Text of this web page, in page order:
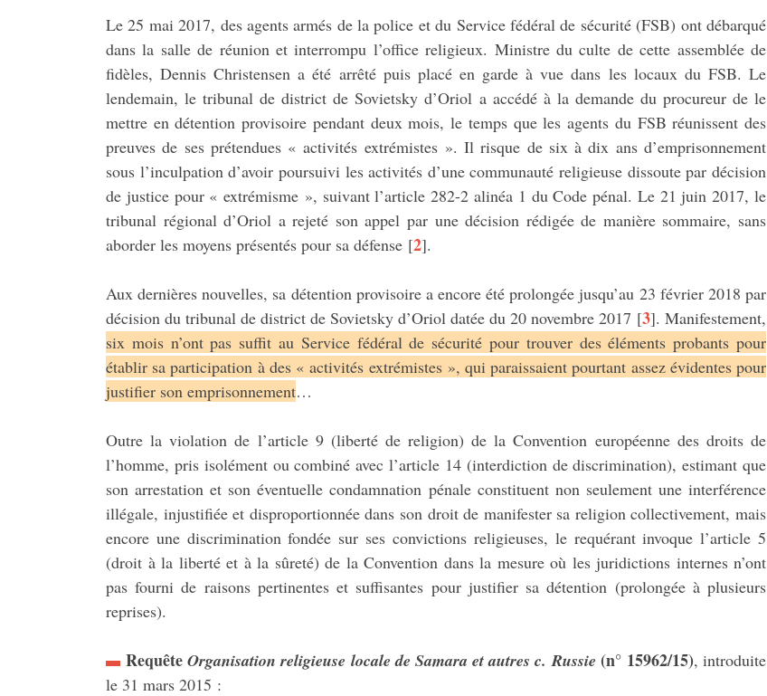
Le 25 mai 2017, des agents armés de la police et du Service fédéral de sécurité (FSB) ont débarqué
dans la salle de réunion et interrompu l’office religieux. Ministre du culte de cette assemblée de
fidèles, Dennis Christensen a été arrêté puis placé en garde à vue dans les locaux du FSB. Le
lendemain, le tribunal de district de Sovietsky d’Oriol a accédé à la demande du procureur de le
mettre en détention provisoire pendant deux mois, le temps que les agents du FSB réunissent des
preuves de ses prétendues « activités extrémistes ». Il risque de six à dix ans d’emprisonnement
sous l’inculpation d’avoir poursuivi les activités d’une communauté religieuse dissoute par décision
de justice pour « extrémisme », suivant l’article 282-2 alinéa 1 du Code pénal. Le 21 juin 2017, le
tribunal régional d’Oriol a rejeté son appel par une décision rédigée de manière sommaire, sans
aborder les moyens présentés pour sa défense [2].
Aux dernières nouvelles, sa détention provisoire a encore été prolongée jusqu’au 23 février 2018 par
décision du tribunal de district de Sovietsky d’Oriol datée du 20 novembre 2017 [3]. Manifestement,
six mois n’ont pas suffit au Service fédéral de sécurité pour trouver des éléments probants pour
établir sa participation à des « activités extrémistes », qui paraissaient pourtant assez évidentes pour
justifier son emprisonnement…
Outre la violation de l’article 9 (liberté de religion) de la Convention européenne des droits de
l’homme, pris isolément ou combiné avec l’article 14 (interdiction de discrimination), estimant que
son arrestation et son éventuelle condamnation pénale constituent non seulement une interférence
illégale, injustifiée et disproportionnée dans son droit de manifester sa religion collectivement, mais
encore une discrimination fondée sur ses convictions religieuses, le requérant invoque l’article 5
(droit à la liberté et à la sûreté) de la Convention dans la mesure où les juridictions internes n’ont
pas fourni de raisons pertinentes et suffisantes pour justifier sa détention (prolongée à plusieurs
reprises).
RequêteOrganisation religieuse locale de Samara et autres c. Russie (n° 15962/15), introduite
le 31 mars 2015 :